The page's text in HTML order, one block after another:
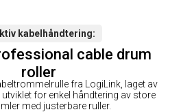
kabelhåndtering
cable drum
roller
fra LogiLink, laget av
for enkel håndtering av store
med justerbare ruller.